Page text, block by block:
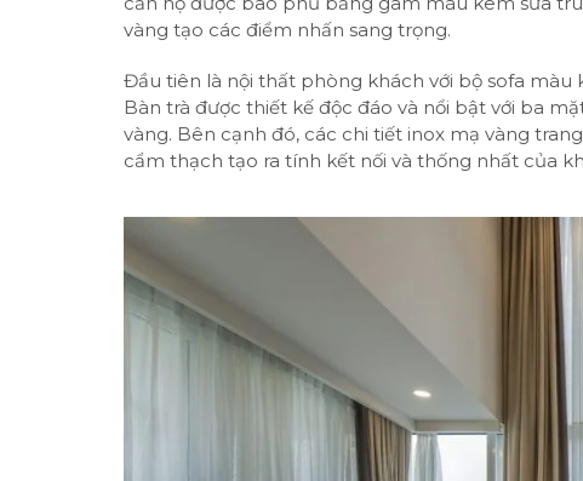
vàng tạo các điểm nhấn sang trọng.
Đầu tiên là nội thất phòng khách với bộ sofa màu
Bàn trà được thiết kế độc đáo và nổi bật với ba
vàng. Bên cạnh đó, các chi tiết inox mạ vàng
cẩm thạch tạo ra tính kết nối và thống nhất của